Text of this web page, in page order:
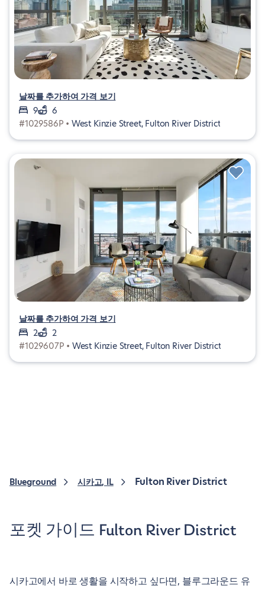
날짜를 추가하여 가격 보기
9
6
#1029586P • West Kinzie Street, Fulton River District
날짜를 추가하여 가격 보기
2
2
#1029607P • West Kinzie Street, Fulton River District
Blueground 시카고, IL Fulton River District
포켓 가이드 Fulton River District
시카고에서 바로 생활을 시작하고 싶다면, 블루그라운드 유